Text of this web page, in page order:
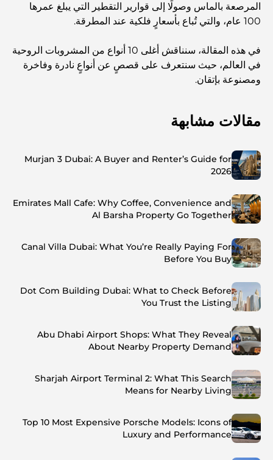
المرصعة بالماس وصولًا إلى قوارير التقطير التي يبلغ عمرها
100 عام، والتي تُباع بأسعارٍ فلكية عند المطرقة.
في هذه المقالة، سنناقش أغلى 10 أنواع من المشروبات الروحية
في العالم، حيث سنتعرف على قصصٍ عن أنواعٍ نادرة وفاخرة
ومصنوعة بإتقان.
مقالات مشابهة
Murjan 3 Dubai: A Buyer and Renter’s Guide for
2026
Emirates Mall Cafe: Why Coffee, Convenience and
Al Barsha Property Go Together
Canal Villa Dubai: What You’re Really Paying For
Before You Buy
Dot Com Building Dubai: What to Check Before
You Trust the Listing
Abu Dhabi Airport Shops: What They Reveal
About Nearby Property Demand
Sharjah Airport Terminal 2: What This Search
Means for Nearby Living
Top 10 Most Expensive Porsche Models: Icons of
Luxury and Performance